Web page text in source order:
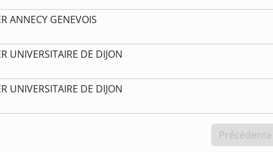
ANNECY GENEVOIS
UNIVERSITAIRE DE DIJON
UNIVERSITAIRE DE DIJON
Précédente